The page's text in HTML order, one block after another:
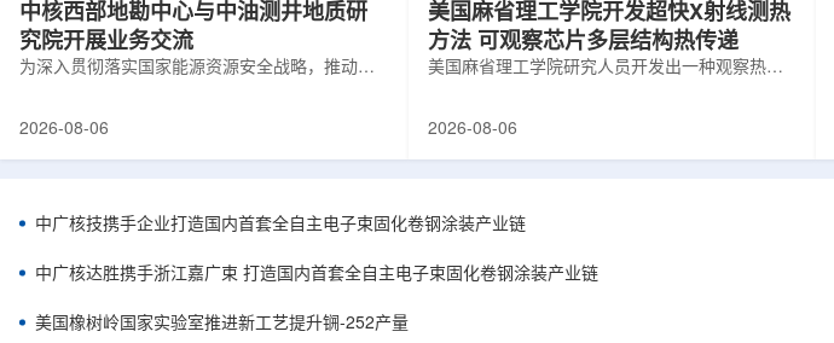
中核西部地勘中心与中油测井地质研
究院开展业务交流
为深入贯彻落实国家能源资源安全战略，推动油
地质研究院，开展专项技术交流研讨。会上，中
内油气测井成套装备、井下探测、岩石物理实
验、智能测井解释、深井探测及多源地质数据解
析等成熟技术体系，并结合实战案例分享了含油
气盆地铀矿勘查经验。王乐力介绍了西部中...
2026-08-06
美国麻省理工学院开发超快X射线测热
方法 可观察芯片多层结构热传递
美国麻省理工学院研究人员开发出一种观察热量
寸不断缩小、功率密度持续提高，器件过热正成
在面对真实电子器件的多层结构时存在局限，例
如常用的时域热反射法难以区分不同材料层中的
热传输情况，红外成像等方法也难以在微小尺度
上捕捉快速变化。为解决这一问题...
2026-08-06
中广核技携手企业打造国内首套全自主电子束固化卷钢涂装产业链
中广核达胜携手浙江嘉广束 打造国内首套全自主电子束固化卷钢涂装产业链
美国橡树岭国家实验室推进新工艺提升锎-252产量